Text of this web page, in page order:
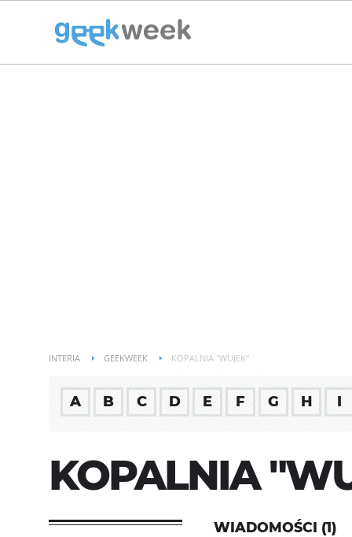
INTERIA GEEKWEEK KOPALNIA "WUJEK"
A B C D E F G H I
KOPALNIA
WIADOMOŚCI (1)